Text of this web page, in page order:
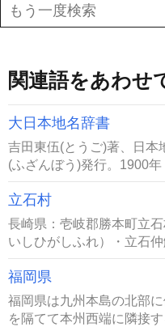
関連語をあわせ
大日本地名辞書
吉田東伍(とうご)著、日本
(ふざんぼう)発行。1900年
立石村
長崎県：壱岐郡勝本町立
いしひがしふれ）・立石
福岡県
福岡県は九州本島の北部
を隔てて本州西端に隣接